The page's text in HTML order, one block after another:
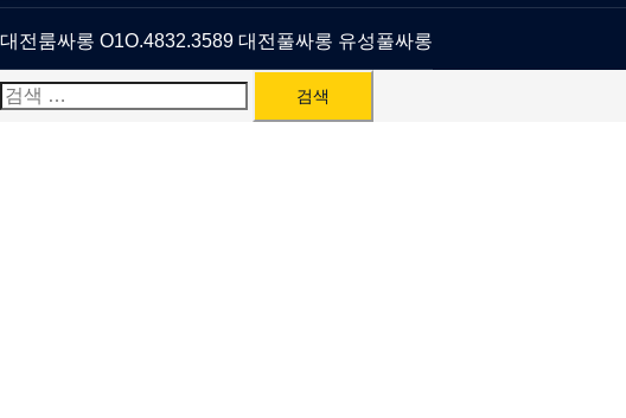
대전룸싸롱 O1O.4832.3589 대전풀싸롱 유성풀싸롱
검